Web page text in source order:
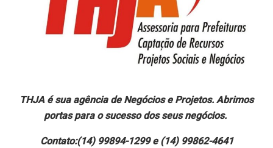
THJA é sua agência de Negócios e Projetos. Abrimos
portas para o sucesso dos seus negócios.
Contato:(14) 99894-1299 e (14) 99862-4641